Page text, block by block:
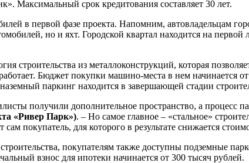
Максимальный срок кредитования составляет 30 лет.
в первой фазе проекта. Напомним, автовладельцам
но и яхт. Городской квартал находится на
строительства из металлоконструкций, которая
Бюджет покупки машино-места в нем начинается
паркинг находится в завершающей стадии
получили дополнительное пространство, а процесс
«Ривер Парк»). – Но самое главное – «стальное»
покупатель, для которого в результате снижается
покупателям также доступны подземные
взнос для ипотеки начинается от 300 тысяч рублей.